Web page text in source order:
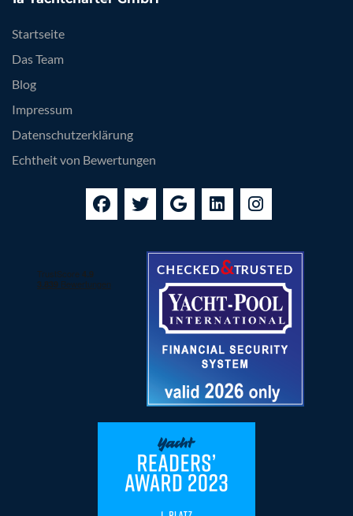
Startseite
Das Team
Blog
Impressum
Datenschutzerklärung
Echtheit von Bewertungen